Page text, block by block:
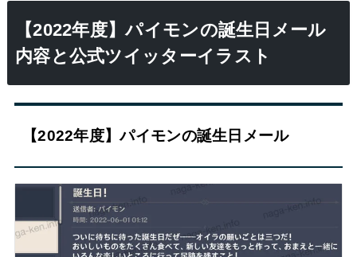
【2022年度】パイモンの誕生日メール
内容と公式ツイッターイラスト
【2022年度】パイモンの誕生日メール